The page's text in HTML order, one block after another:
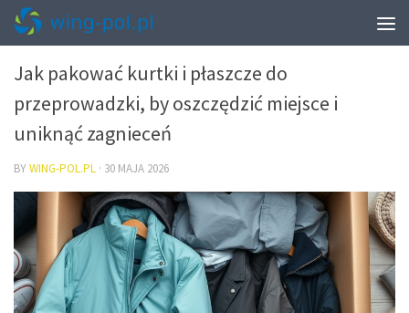
PRZEPROWADZKI – PAKOWANIE I START W NOWYM MIESZKANIU
Jak pakować kurtki i płaszcze do
przeprowadzki, by oszczędzić miejsce i
uniknąć zagnieceń
BYWING-POL.PL · 30 MAJA 2026